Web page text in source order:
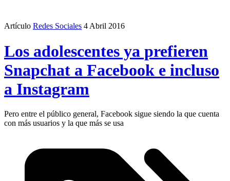
Artículo Redes Sociales 4 Abril 2016
Los adolescentes ya prefieren
Snapchat a Facebook e incluso
a Instagram
Pero entre el público general, Facebook sigue siendo la que cuenta
con más usuarios y la que más se usa